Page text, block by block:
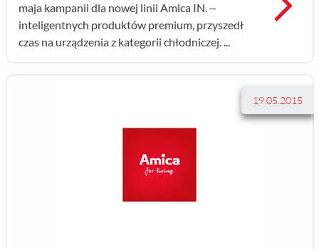
maja kampanii dla nowej linii Amica IN. –
inteligentnych produktów premium, przyszedł
czas na urządzenia z kategorii chłodniczej. ...
19.05.2015